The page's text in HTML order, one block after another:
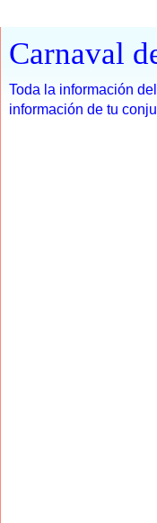
Carnaval
Toda la información
información de tu